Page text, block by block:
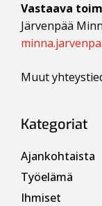
Vastaava
Järvenpää
Muut
Kategoriat
Ajankohtaista
Työelämä
Ihmiset